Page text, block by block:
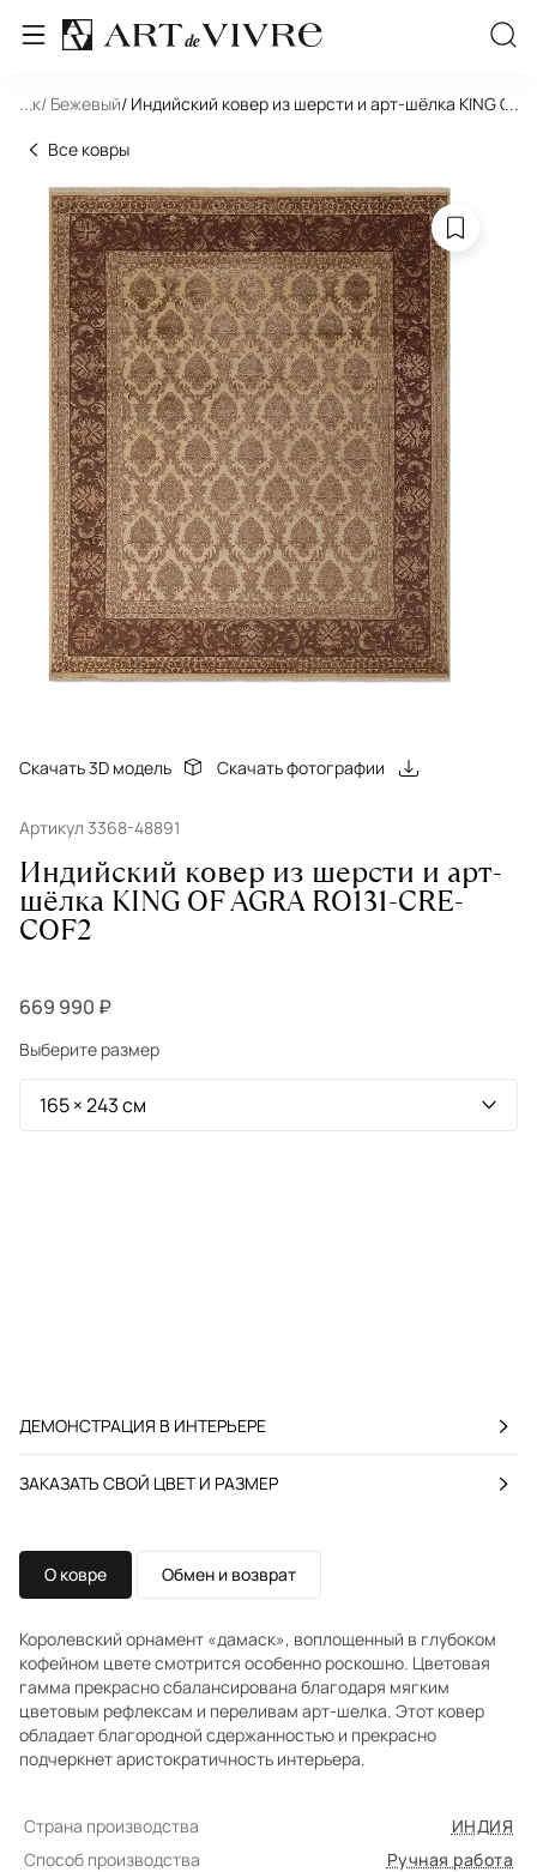
... / Бежевый/ Индийский ковер из шерсти и арт-шёлка KING OF...
Все ковры
Скачать 3D модель Скачать фотографии
Артикул 3368-48891
Индийский ковер из шерсти и арт-
шёлка KING OF AGRA RO131-CRE-
COF2
669 990 ₽
Выберите размер
ДЕМОНСТРАЦИЯ В ИНТЕРЬЕРЕ
ЗАКАЗАТЬ СВОЙ ЦВЕТ И РАЗМЕР
О ковре Обмен и возврат
Королевский орнамент «дамаск», воплощенный в глубоком
кофейном цвете смотрится особенно роскошно. Цветовая
гамма прекрасно сбалансирована благодаря мягким
цветовым рефлексам и переливам арт-шелка. Этот ковер
обладает благородной сдержанностью и прекрасно
подчеркнет аристократичность интерьера.
Страна производства
ИНДИЯ
Способ производства
Ручная работа